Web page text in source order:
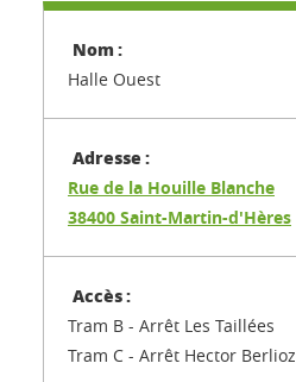
Halle Ouest
Rue de la Houille Blanche
38400 Saint-Martin-d'Hères
Tram B - Arrêt Les Taillées
Tram C - Arrêt Hector Berlioz